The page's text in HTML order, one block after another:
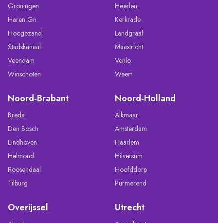
Groningen
Haren Gn
Hoogezand
Stadskanaal
Veendam
Winschoten
Heerlen
Kerkrade
Landgraaf
Maastricht
Venlo
Weert
Noord-Brabant
Breda
Den Bosch
Eindhoven
Helmond
Roosendaal
Tilburg
Noord-Holland
Alkmaar
Amsterdam
Haarlem
Hilversum
Hoofddorp
Purmerend
Overijssel Utrecht